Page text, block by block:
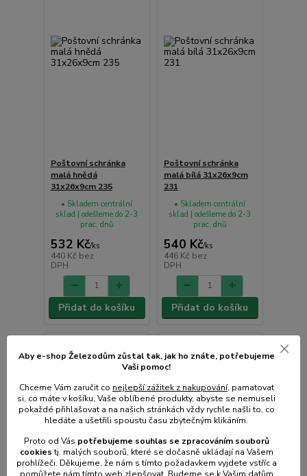
Poštovní schránka
malá hnědá
31x26x9cm 235
532 Kč/ks
440 Kč bez
DPH
• Skladem centrální
sklad | odešleme do 2-3
prac. dnů
Přidat do košíku
Poštovní schránka
malá bílá 31x26x9cm
231
540 Kč/ks
446 Kč bez
DPH
• Skladem centrální
sklad | odešleme do 2-3
prac. dnů
Přidat do košíku
Aby e-shop Železodům zůstal tak, jak ho znáte, potřebujeme
Vaši pomoc!
Chceme Vám zaručit co nejlepší zážitek z nakupování, pamatovat
si, co máte v košíku, Vaše oblíbené produkty, abyste se nemuseli
pokaždé přihlašovat a na našich stránkách vždy rychle našli to, co
hledáte a ušetřili spoustu času zbytečným klikáním.
Proto od Vás potřebujeme souhlas se zpracováním souborů
cookiestj. malých souborů, které se dočasně ukládají na Vašem
prohlížeči. Děkujeme, že nám s tímto požadavkem vyjdete vstříc a
pomůžete nám tímto web zlepšovat. Budeme se k Vašim datům